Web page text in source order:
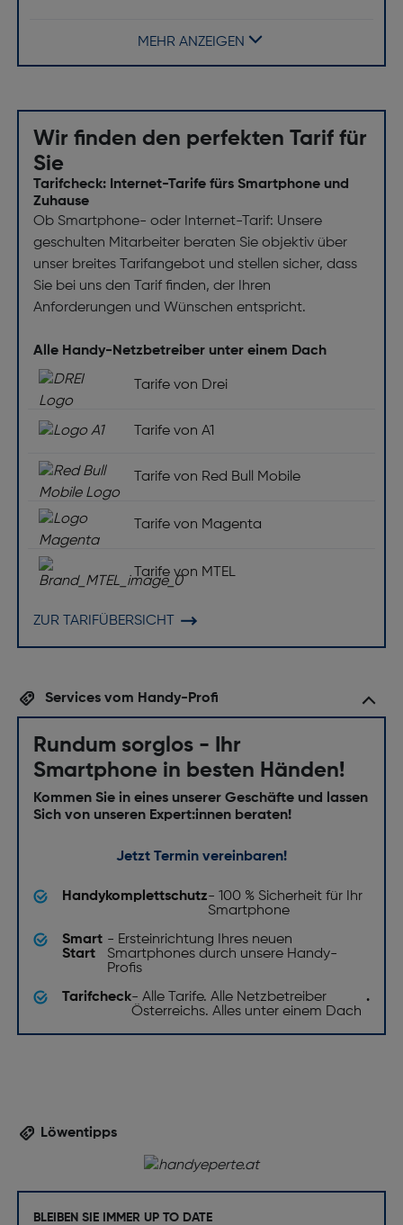
Maximaler Bildschirmdurchmesser [Zoll]: 6.67
Desktop-Ständer: Ja
MEHR ANZEIGEN
Wir finden den perfekten Tarif für
Sie
Tarifcheck: Internet-Tarife fürs Smartphone und
Zuhause
Ob Smartphone- oder Internet-Tarif: Unsere
geschulten Mitarbeiter beraten Sie objektiv über
unser breites Tarifangebot und stellen sicher, dass
Sie bei uns den Tarif finden, der Ihren
Anforderungen und Wünschen entspricht.
Alle Handy-Netzbetreiber unter einem Dach
Tarife von Drei
Tarife von A1
Tarife von Red Bull Mobile
Tarife von Magenta
Tarife von MTEL
ZUR TARIFÜBERSICHT
Services vom Handy-Profi
Rundum sorglos - Ihr
Smartphone in besten Händen!
Kommen Sie in eines unserer Geschäfte und lassen
Sich von unseren Expert:innen beraten!
Jetzt Termin vereinbaren!
Handykomplettschutz- 100 % Sicherheit für Ihr
Smartphone
Smart
Start
- Ersteinrichtung Ihres neuen
Smartphones durch unsere Handy-
Profis
Tarifcheck- Alle Tarife. Alle Netzbetreiber
Österreichs. Alles unter einem Dach
.
Löwentipps
BLEIBEN SIE IMMER UP TO DATE